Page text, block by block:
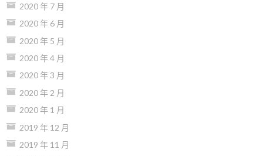
2020 年 7 月
2020 年 6 月
2020 年 5 月
2020 年 4 月
2020 年 3 月
2020 年 2 月
2020 年 1 月
2019 年 12 月
2019 年 11 月